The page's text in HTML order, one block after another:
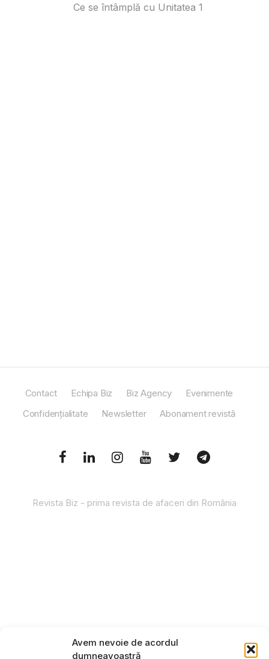
Avem nevoie de acordul
dumneavoastră
Ce se întâmplă cu Unitatea 1
Contact Echipa Biz Biz Agency
Evenimente
Confidențialitate
Newsletter Abonament revistă
Revista Biz - prima revista de afaceri din România